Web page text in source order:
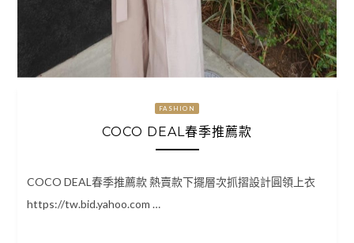
FASHION
COCO DEAL春季推薦款
COCO DEAL春季推薦款 熱賣款下擺層次抓摺設計圓領上衣
https://tw.bid.yahoo.com …